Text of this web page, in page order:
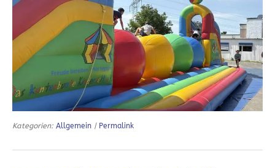
Kategorien: Allgemein | Permalink